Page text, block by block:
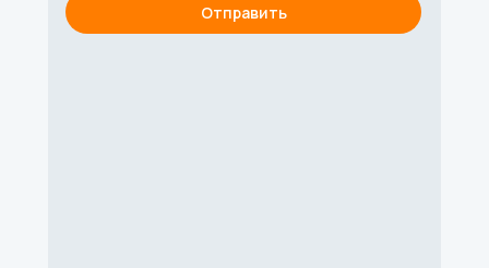
Отправить